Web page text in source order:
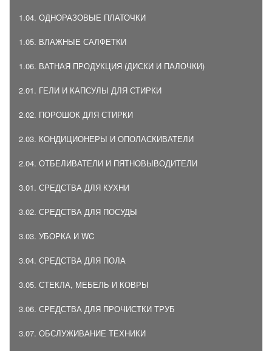
1.04. ОДНОРАЗОВЫЕ ПЛАТОЧКИ
1.05. ВЛАЖНЫЕ САЛФЕТКИ
1.06. ВАТНАЯ ПРОДУКЦИЯ (ДИСКИ И ПАЛОЧКИ)
2.01. ГЕЛИ И КАПСУЛЫ ДЛЯ СТИРКИ
2.02. ПОРОШОК ДЛЯ СТИРКИ
2.03. КОНДИЦИОНЕРЫ И ОПОЛАСКИВАТЕЛИ
2.04. ОТБЕЛИВАТЕЛИ И ПЯТНОВЫВОДИТЕЛИ
3.01. СРЕДСТВА ДЛЯ КУХНИ
3.02. СРЕДСТВА ДЛЯ ПОСУДЫ
3.03. УБОРКА И WC
3.04. СРЕДСТВА ДЛЯ ПОЛА
3.05. СТЕКЛА, МЕБЕЛЬ И КОВРЫ
3.06. СРЕДСТВА ДЛЯ ПРОЧИСТКИ ТРУБ
3.07. ОБСЛУЖИВАНИЕ ТЕХНИКИ